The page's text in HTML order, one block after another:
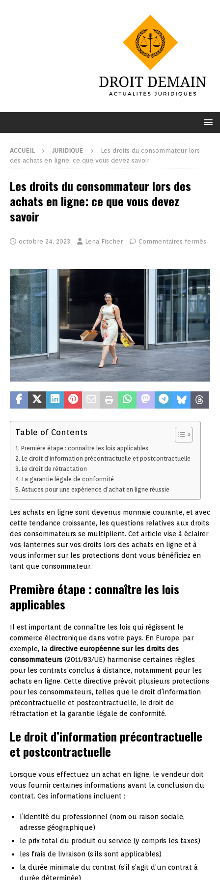
ACCUEIL JURIDIQUE
Les droits du consommateur lors
des achats en ligne: ce que vous devez savoir
Les droits du consommateur lors des
achats en ligne: ce que vous devez
savoir
octobre 24, 2023 Lena Fischer Commentaires fermés
Table of Contents
Première étape : connaître les lois applicables
Le droit d’information précontractuelle et postcontractuelle
Le droit de rétractation
La garantie légale de conformité
Astuces pour une expérience d’achat en ligne réussie
Les achats en ligne sont devenus monnaie courante, et avec
cette tendance croissante, les questions relatives aux droits
des consommateurs se multiplient. Cet article vise à éclairer
vos lanternes sur vos droits lors des achats en ligne et à
vous informer sur les protections dont vous bénéficiez en
tant que consommateur.
Première étape : connaître les lois
applicables
Il est important de connaître les lois qui régissent le
commerce électronique dans votre pays. En Europe, par
exemple, la directive européenne sur les droits des
consommateurs (2011/83/UE) harmonise certaines règles
pour les contrats conclus à distance, notamment pour les
achats en ligne. Cette directive prévoit plusieurs protections
pour les consommateurs, telles que le droit d’information
précontractuelle et postcontractuelle, le droit de
rétractation et la garantie légale de conformité.
Le droit d’information précontractuelle
et postcontractuelle
Lorsque vous effectuez un achat en ligne, le vendeur doit
vous fournir certaines informations avant la conclusion du
contrat. Ces informations incluent :
l’identité du professionnel (nom ou raison sociale,
adresse géographique)
le prix total du produit ou service (y compris les taxes)
les frais de livraison (s’ils sont applicables)
la durée minimale du contrat (s’il s’agit d’un contrat à
durée déterminée)